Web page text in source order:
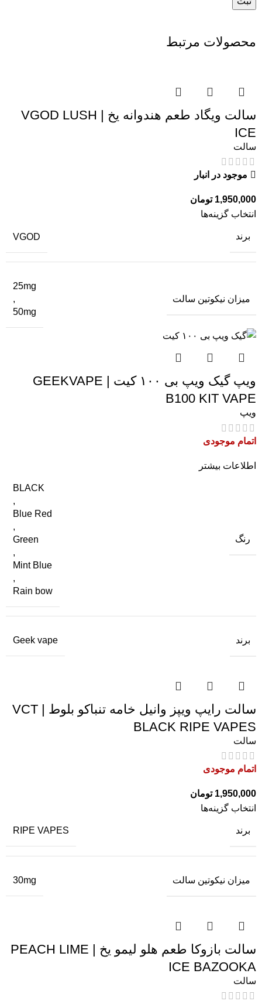
محصولات مرتبط
سالت ویگاد طعم هندوانه یخ | VGOD LUSH
ICE
سالت
موجود در انبار
1,950,000 تومان
انتخاب گزینه‌ها
برند VGOD
میزان نیکوتین سالت
25mg
,
50mg
ویپ گیک ویپ بی ۱۰۰ کیت | GEEKVAPE
B100 KIT VAPE
ویپ
اتمام موجودی
اطلاعات بیشتر
رنگ
BLACK
,
Blue Red
,
Green
,
Mint Blue
,
Rain bow
برند Geek vape
سالت رایپ ویپز وانیل خامه تنباکو بلوط | VCT
BLACK RIPE VAPES
سالت
اتمام موجودی
1,950,000 تومان
انتخاب گزینه‌ها
برند RIPE VAPES
میزان نیکوتین سالت 30mg
سالت بازوکا طعم هلو لیمو یخ | PEACH LIME
ICE BAZOOKA
سالت